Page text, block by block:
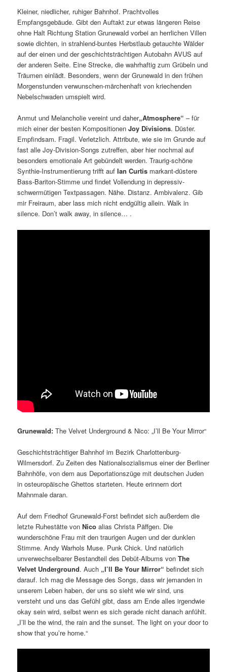
Kleiner, niedlicher, ruhiger Bahnhof. Prachtvolles
Empfangsgebäude. Gibt den Auftakt zur etwas längeren Reise
ohne Halt Richtung Station Grunewald vorbei an herrlichen Villen
sowie dichten, in strahlend-buntes Herbstlaub getauchte Wälder
auf der einen und der geschichtsträchtigen Autobahn AVUS auf
der anderen Seite. Eine Strecke, die wahrhaftig zum Grübeln und
Träumen einlädt. Besonders, wenn der Grunewald in den frühen
Morgenstunden verwunschen-märchenhaft von kriechenden
Nebelschwaden umspielt wird.
Anmut und Melancholie vereint und daher„Atmosphere“ – für
mich einer der besten KompositionenJoy Divisions. Düster.
Empfindsam. Fragil. Verletzlich. Attribute, wie sie im Grunde auf
fast alle Joy-Division-Songs zutreffen, aber hier nochmal auf
besonders emotionale Art gebündelt werden. Traurig-schöne
Synthie-Instrumentierung trifft aufIan Curtis markant-düstere
Bass-Bariton-Stimme und findet Vollendung in depressiv-
schwermütigen Textpassagen. Nähe. Distanz. Ambivalenz. Gib
mir Freiraum, aber lass mich nicht endgültig allein. Walk in
silence. Don’t walk away, in silence… .
Grunewald: The Velvet Underground & Nico: „I’ll Be Your Mirror“
Geschichtsträchtiger Bahnhof im Bezirk Charlottenburg-
Wilmersdorf. Zu Zeiten des Nationalsozialismus einer der Berliner
Bahnhöfe, von dem aus Deportationszüge mit deutschen Juden
in osteuropäische Ghettos starteten. Heute erinnern dort
Mahnmale daran.
Auf dem Friedhof Grunewald-Forst befindet sich außerdem die
letzte Ruhestätte vonNico alias Christa Päffgen. Die
wunderschöne Frau mit den traurigen Augen und der dunklen
Stimme. Andy Warhols Muse. Punk Chick. Und natürlich
unverwechselbarer Bestandteil des Debüt-Albums vonThe
Velvet Underground. Auch „I’ll Be Your Mirror“ befindet sich
darauf. Ich mag die Message des Songs, dass wir jemanden in
unserem Leben haben, der uns so sieht wie wir sind, uns
versteht und uns das Gefühl gibt, dass am Ende alles irgendwie
okay sein wird, selbst wenn es sich gerade nicht danach anfühlt.
„I’ll be the wind, the rain and the sunset. The light on your door to
show that you’re home.“